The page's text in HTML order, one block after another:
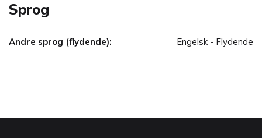
Sprog
Andre sprog (flydende): Engelsk - Flydende